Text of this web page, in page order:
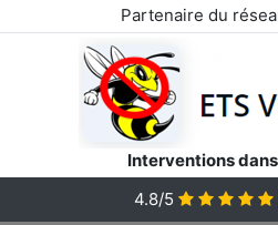
Partenaire du
Interventions
4.8/5